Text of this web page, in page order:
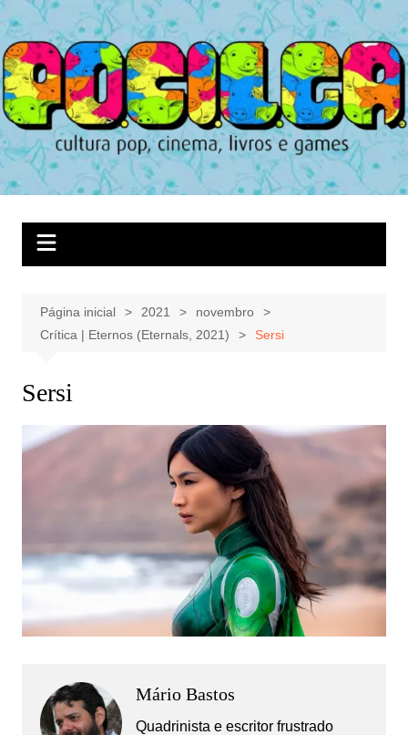
Ir
para
o
conteúdo
Página inicial 2021
novembro
Crítica | Eternos (Eternals, 2021)
Sersi
Sersi
Mário Bastos
Quadrinista e escritor frustrado